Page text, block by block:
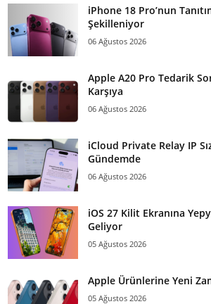
iPhone 18 Pro’nun
Şekilleniyor
06 Ağustos 2026
Apple A20 Pro Tedarik
Karşıya
06 Ağustos 2026
iCloud Private Relay IP
Gündemde
06 Ağustos 2026
iOS 27 Kilit Ekranına
Geliyor
05 Ağustos 2026
Apple Ürünlerine Yeni
05 Ağustos 2026